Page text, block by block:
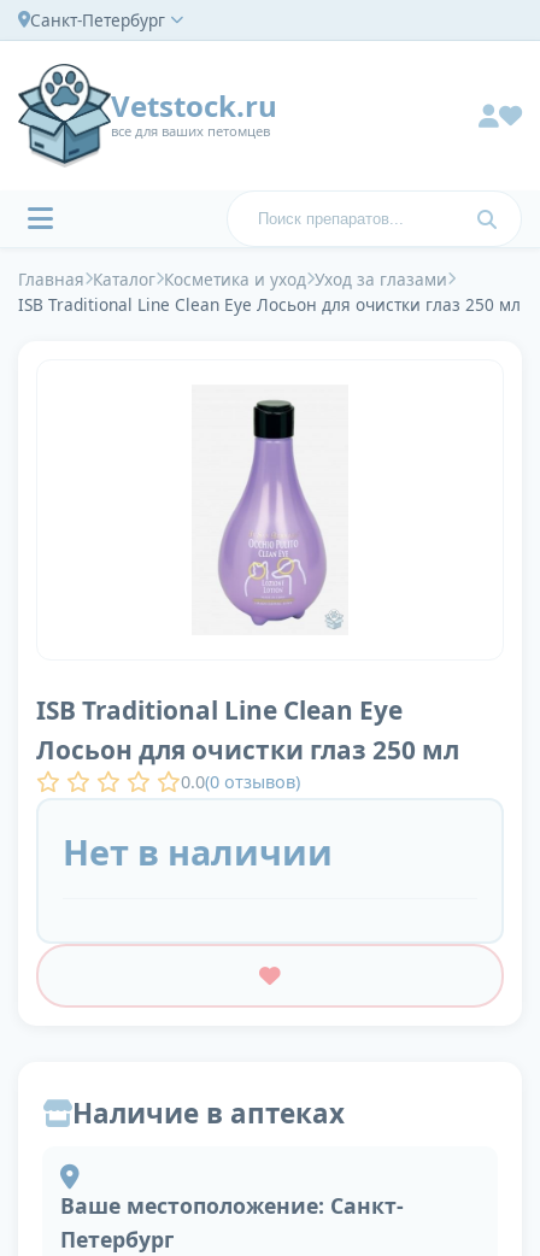
Санкт-Петербург
Vetstock.ru
все для ваших петомцев
Главная Каталог Косметика и уход Уход за глазами
ISB Traditional Line Clean Eye Лосьон для очистки глаз 250 мл
ISB Traditional Line Clean Eye
Лосьон для очистки глаз 250 мл
0.0(0 отзывов)
Нет в наличии
Наличие в аптеках
Ваше местоположение: Санкт-
Петербург